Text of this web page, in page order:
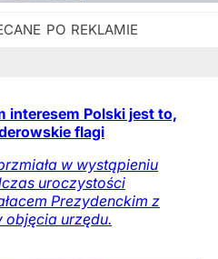
interesem Polski jest to,
flagi
w wystąpieniu
uroczystości
Prezydenckim z
urzędu.